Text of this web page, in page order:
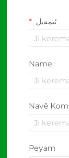
ئیمەیل
Name
Navê
Peyam